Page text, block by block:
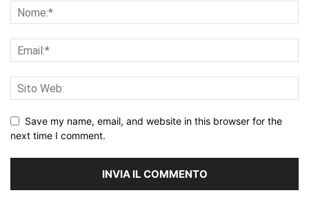
Save my name, email, and website in this browser for the
next time I comment.